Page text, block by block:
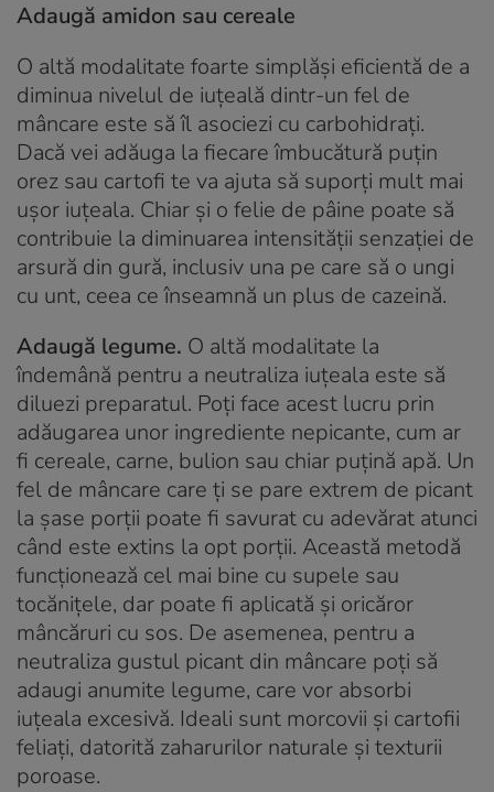
Adaugă amidon sau cereale
O altă modalitate foarte simplăși eficientă de a
diminua nivelul de iuțeală dintr-un fel de
mâncare este să îl asociezi cu carbohidrați.
Dacă vei adăuga la fiecare îmbucătură puțin
orez sau cartofi te va ajuta să suporți mult mai
ușor iuțeala. Chiar și o felie de pâine poate să
contribuie la diminuarea intensității senzației de
arsură din gură, inclusiv una pe care să o ungi
cu unt, ceea ce înseamnă un plus de cazeină.
Adaugă legume. O altă modalitate la
îndemână pentru a neutraliza iuțeala este să
diluezi preparatul. Poți face acest lucru prin
adăugarea unor ingrediente nepicante, cum ar
fi cereale, carne, bulion sau chiar puțină apă. Un
fel de mâncare care ți se pare extrem de picant
la șase porții poate fi savurat cu adevărat atunci
când este extins la opt porții. Această metodă
funcționează cel mai bine cu supele sau
tocănițele, dar poate fi aplicată și oricăror
mâncăruri cu sos. De asemenea, pentru a
neutraliza gustul picant din mâncare poți să
adaugi anumite legume, care vor absorbi
iuțeala excesivă. Ideali sunt morcovii și cartofii
feliați, datorită zaharurilor naturale și texturii
poroase.